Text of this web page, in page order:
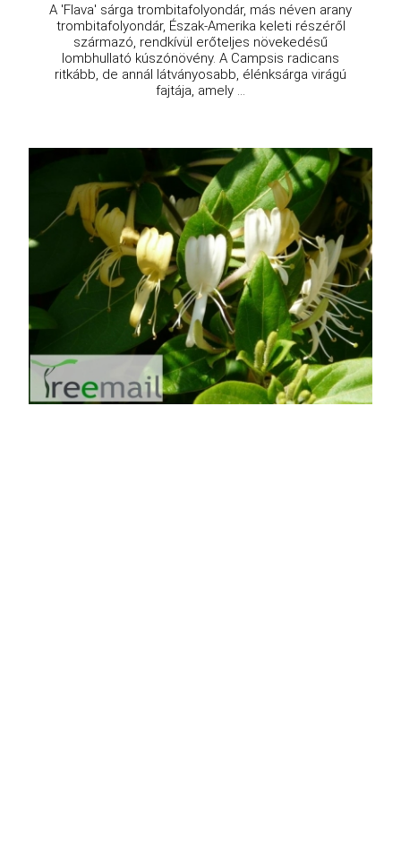
A 'Flava' sárga trombitafolyondár, más néven arany
trombitafolyondár, Észak-Amerika keleti részéről
származó, rendkívül erőteljes növekedésű
lombhullató kúszónövény. A Campsis radicans
ritkább, de annál látványosabb, élénksárga virágú
fajtája, amely ...